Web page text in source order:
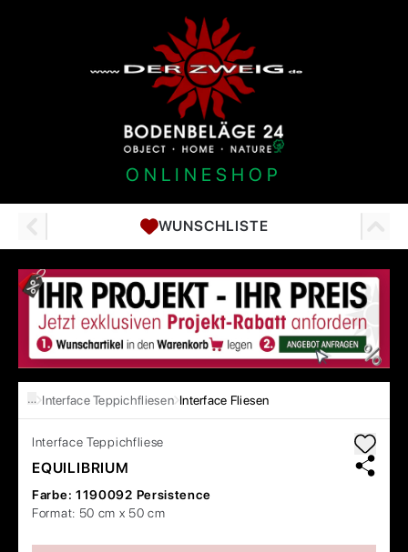
ONLINESHOP
WUNSCHLISTE
… Interface Teppichfliesen Interface Fliesen
Interface Teppichfliese
EQUILIBRIUM
Farbe: 1190092 Persistence
Format: 50 cm x 50 cm